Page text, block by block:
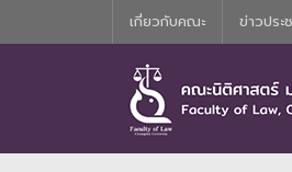
เกี่ยวกับคณะ ข่าวปร